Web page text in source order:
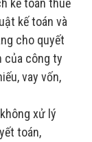
kế toán thuế
kế toán và
cho quyết
của công ty
vay vốn,
xử lý
toán,